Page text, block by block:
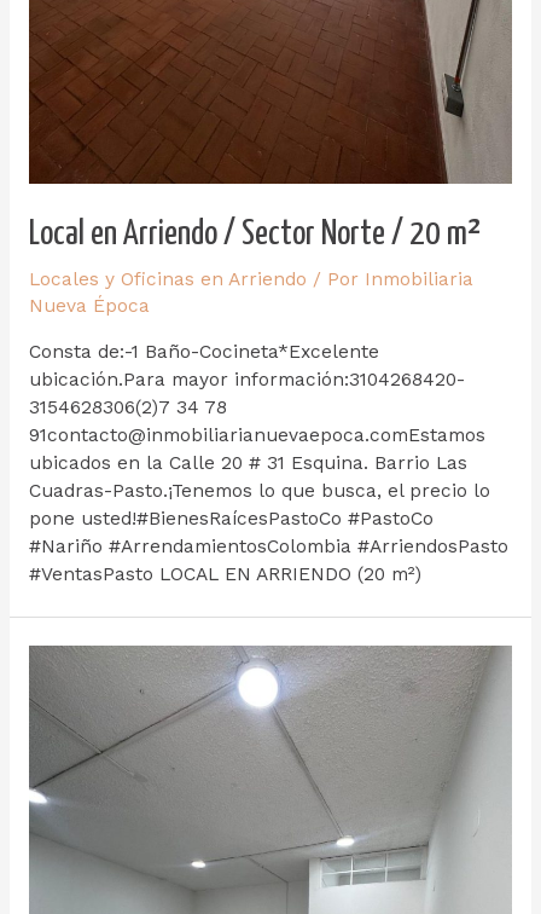
Local en Arriendo / Sector Norte / 20 m²
Locales y Oficinas en Arriendo / Por Inmobiliaria
Nueva Época
Consta de:-1 Baño-Cocineta*Excelente
ubicación.Para mayor información:3104268420-
3154628306(2)7 34 78
91contacto@inmobiliarianuevaepoca.comEstamos
ubicados en la Calle 20 # 31 Esquina. Barrio Las
Cuadras-Pasto.¡Tenemos lo que busca, el precio lo
pone usted!#BienesRaícesPastoCo #PastoCo
#Nariño #ArrendamientosColombia #ArriendosPasto
#VentasPasto LOCAL EN ARRIENDO (20 m²)